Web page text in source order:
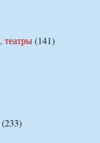
театры(141)
(233)